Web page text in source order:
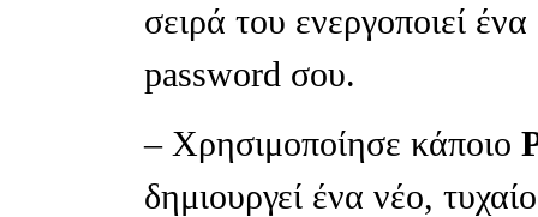
σειρά του ενεργοποιεί
password σου.
– Χρησιμοποίησε κάποιο
δημιουργεί ένα νέο,